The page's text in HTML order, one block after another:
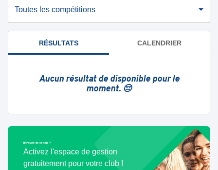
Toutes les compétitions
RÉSULTATS CALENDRIER
Aucun résultat de disponible pour le
moment. 😔
Bénévole de ce club ?
Activez l'espace de gestion
gratuitement pour votre club !